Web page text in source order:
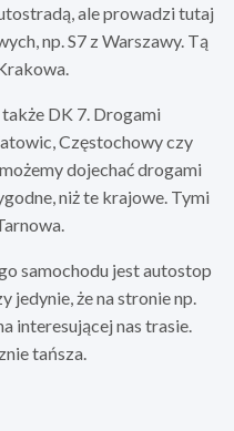
ale prowadzi tutaj
np. S7 z Warszawy. Tą
DK 7. Drogami
Częstochowy czy
dojechać drogami
niż te krajowe. Tymi
samochodu jest autostop
jedynie, że na stronie np.
interesującej nas trasie.
tańsza.